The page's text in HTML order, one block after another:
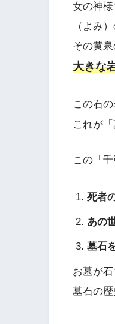
女の神
（よみ
その黄
大きな
この石
これが
この「
死者
あの
墓石
お墓が
墓石の